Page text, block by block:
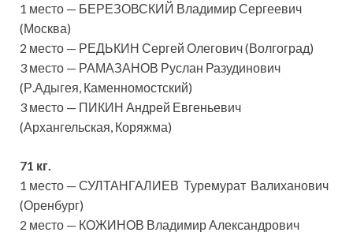
1 место — БЕРЕЗОВСКИЙ Владимир Сергеевич
(Москва)
2 место — РЕДЬКИН Сергей Олегович (Волгоград)
3 место — РАМАЗАНОВ Руслан Разудинович
(Р.Адыгея, Каменномостский)
3 место — ПИКИН Андрей Евгеньевич
(Архангельская, Коряжма)
71 кг.
1 место — СУЛТАНГАЛИЕВ Туремурат Валиханович
(Оренбург)
2 место — КОЖИНОВ Владимир Александрович